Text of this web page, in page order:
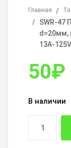
Главная
SWR-47
d=20мм,
13A-
50₽
В наличии